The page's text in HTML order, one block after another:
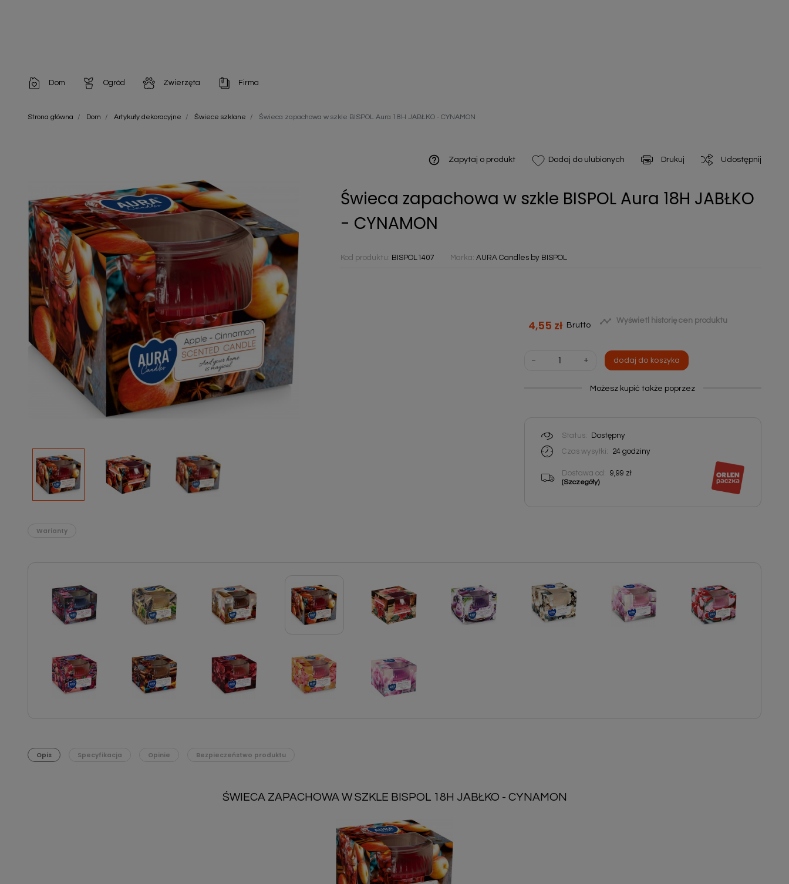
Dom
Artykuły dekoracyjne
Artykuły jednorazowe
Artykuły opakowaniowe
Chemia gospodarcza
Zobacz wszystkie
Ogród
Chemia do architektury ogrodowej
Odstraszacze zwierząt
Nawozy i preparaty
Narzędzia ogrodnicze
Nasiona
Podłoża
Pozostałe
Środki ochrony roślin
Środki ochrony roślin dla profesjonalistów
Zobacz wszystkie
Zwierzęta
Szampony i odżywki
Firma
Artykuły Higieniczne
Zobacz wszystkie
Strona główna Dom Artykuły dekoracyjne Świece szklane Świeca zapachowa w szkle BISPOL Aura 18H JABŁKO - CYNAMON
help_outline Zapytaj o produkt Dodaj do ulubionych Drukuj Udostępnij
Świeca zapachowa w szkle BISPOL Aura 18H JABŁKO
- CYNAMON
Kod produktu: BISPOL1407 Marka:AURA Candles by BISPOL
4,55 zł Brutto  Wyświetl historię cen produktu
- + dodaj do koszyka
Możesz kupić także poprzez
Status:
Dostępny
Czas wysyłki:
24 godziny
Dostawa od: 9,99 zł
(Szczegóły)
Warianty
Opis Specyfikacja Opinie Bezpieczeństwo produktu
ŚWIECA ZAPACHOWA W SZKLE BISPOL 18H JABŁKO - CYNAMON